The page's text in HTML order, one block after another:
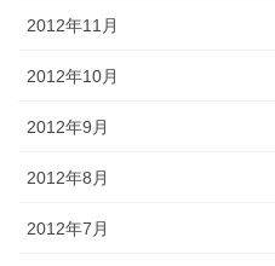
2012年11月
2012年10月
2012年9月
2012年8月
2012年7月